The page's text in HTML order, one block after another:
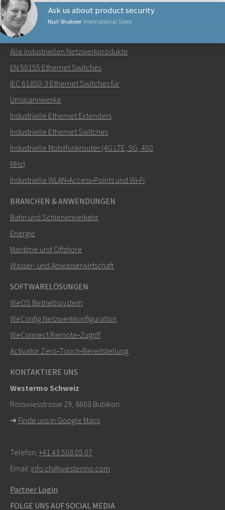
Nuri Shakeer International Sales
Ask us about product security
Senden Sie eine E-Mail an Nuri
Wie kann Nuri Sie kontaktieren?
SENDEN
+46 16 42 80 00
info@westermo.com
hier klicken, um den technischen
Support zu kontaktieren
NETZWERKPRODUKTE
Alle industriellen Netzwerkprodukte
EN 50155 Ethernet Switches
IEC 61850-3 Ethernet Switches für
Umspannwerke
Industrielle Ethernet Extenders
Industrielle Ethernet Switches
Industrielle Mobilfunkrouter (4G LTE, 5G, 450
MHz)
Industrielle WLAN‑Access‑Points und Wi‑Fi
BRANCHEN & ANWENDUNGEN
Bahn und Schienenverkehr
Energie
Maritime und Offshore
Wasser- und Abwasserwirtschaft
SOFTWARELÖSUNGEN
WeOS Betriebssystem
WeConfig Netzwerkkonfiguration
WeConnect Remote‑Zugriff
Activator Zero‑Touch‑Bereitstellung
KONTAKTIERE UNS
Westermo Schweiz
Rosswiesstrasse 29, 8608 Bubikon
➜ Finde uns in Google Maps
Telefon: +41 43 508 05 07
Email: info.ch@westermo.com
Partner Login
FOLGE UNS AUF SOCIAL MEDIA